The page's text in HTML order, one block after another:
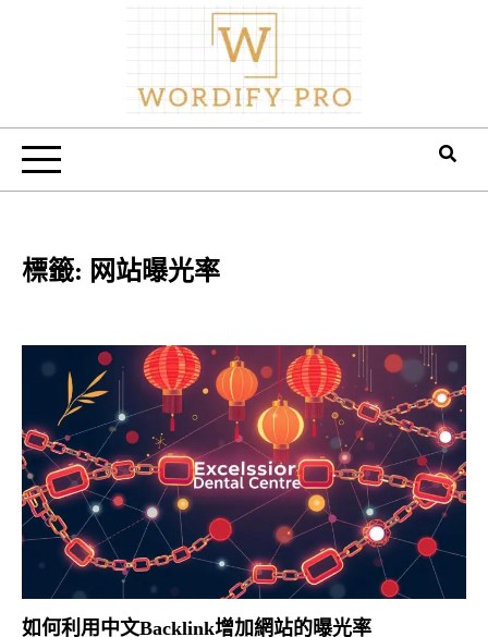
Wordify Pro
標籤: 网站曝光率
如何利用中文Backlink增加網站的曝光率